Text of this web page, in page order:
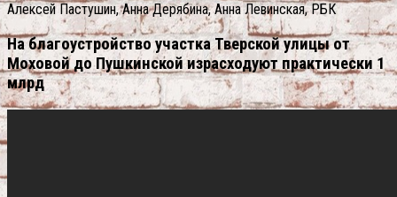
Алексей Пастушин, Анна Дерябина, Анна Левинская, РБК
На благоустройство участка Тверской улицы от
Моховой до Пушкинской израсходуют практически 1
млрд